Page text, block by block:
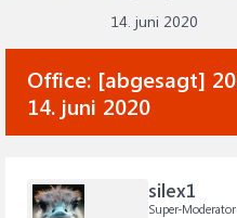
14. juni 2020
Office: [abgesagt]
14. juni 2020
silex1
Super-Moderator